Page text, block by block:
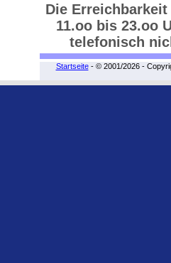
Die
11.oo bis 23.oo
telefonisch
Startseite- © 2001/2026 -